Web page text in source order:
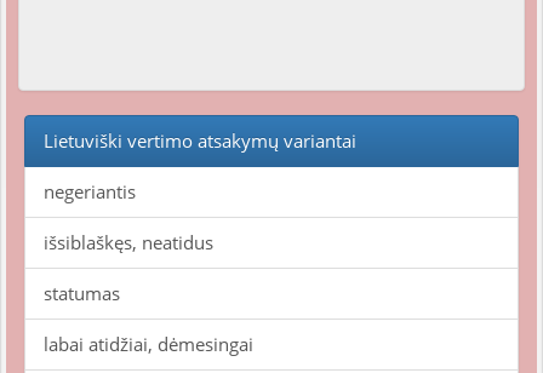
Lietuviški vertimo atsakymų variantai
negeriantis
išsiblaškęs, neatidus
statumas
labai atidžiai, dėmesingai